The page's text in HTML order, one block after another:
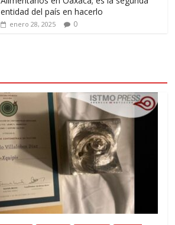
entidad del país en hacerlo
enero 28, 2025 0